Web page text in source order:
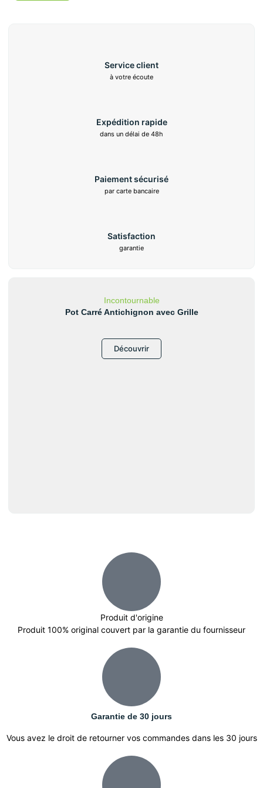
Service client
à votre écoute
Expédition rapide
dans un délai de 48h
Paiement sécurisé
par carte bancaire
Satisfaction
garantie
Incontournable
Pot Carré Antichignon avec Grille
Découvrir
Produit d'origine
Produit 100% original couvert par la garantie du fournisseur
Garantie de 30 jours
Vous avez le droit de retourner vos commandes dans les 30 jours